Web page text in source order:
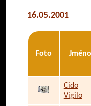
16.05.2001
Foto Jméno
Cido
Vigilo